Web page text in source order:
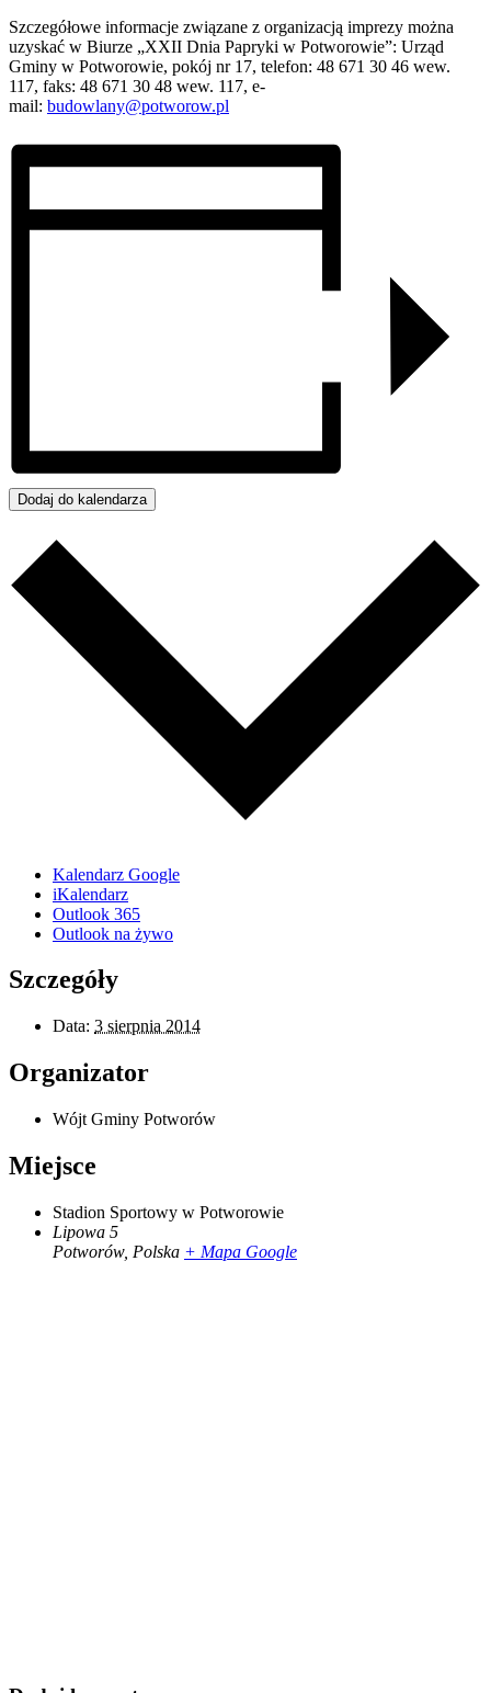
Szczegółowe informacje związane z organizacją imprezy można
uzyskać w Biurze „XXII Dnia Papryki w Potworowie”: Urząd
Gminy w Potworowie, pokój nr 17, telefon: 48 671 30 46 wew.
117, faks: 48 671 30 48 wew. 117, e-
mail: budowlany@potworow.pl
Dodaj do kalendarza
Kalendarz Google
iKalendarz
Outlook 365
Outlook na żywo
Szczegóły
Data: 3 sierpnia 2014
Organizator
Wójt Gminy Potworów
Miejsce
Stadion Sportowy w Potworowie
Lipowa 5
Potworów, Polska + Mapa Google